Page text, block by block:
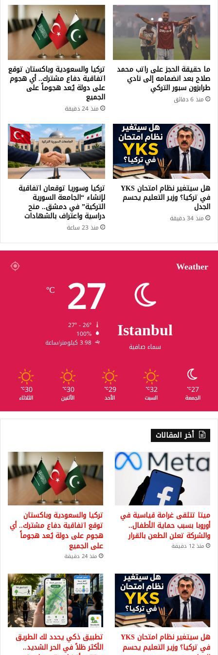
ما حقيقة الحجز على راتب محمد
صلاح بعد انضمامه إلى نادي
طرابزون سبور التركي
منذ 6 دقائق
تركيا والسعودية وباكستان توقع
اتفاقية دفاع مشترك.. أي هجوم
على دولة يُعد هجوماً على
الجميع
منذ 24 دقيقة
هل سيتغير نظام امتحان YKS
في تركيا؟ وزير التعليم يحسم
الجدل
منذ 34 دقيقة
تركيا وسوريا توقعان اتفاقية
لإنشاء “الجامعة السورية
التركية” في دمشق.. منح
دراسية واعتراف بالشهادات
منذ 23 ساعة
Weather
Istanbul
سماء صافية
27
℃
100%
3.98 كيلومتر/ساعة
27
℃
الجمعة
32
℃
السبت
29
℃
الأحد
30
℃
الأثنين
30
℃
الثلاثاء
أخر المقالات
ميتا تتلقى غرامة قياسية في
أوروبا بسبب حماية الأطفال..
والشركة تعلن الطعن بالقرار
منذ 12 دقيقة
تركيا والسعودية وباكستان
توقع اتفاقية دفاع مشترك.. أي
هجوم على دولة يُعد هجوماً
على الجميع
منذ 24 دقيقة
هل سيتغير نظام امتحان YKS
في تركيا؟ وزير التعليم يحسم
تطبيق ذكي يحدد لك الطريق
الأكثر ظلاً في الحر الشديد..